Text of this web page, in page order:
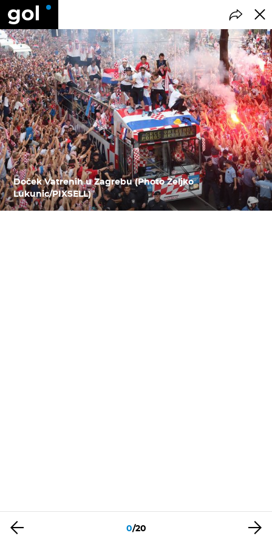
Doček Vatrenih u Zagrebu (Photo Zeljko
Lukunic/PIXSELL)
0/20